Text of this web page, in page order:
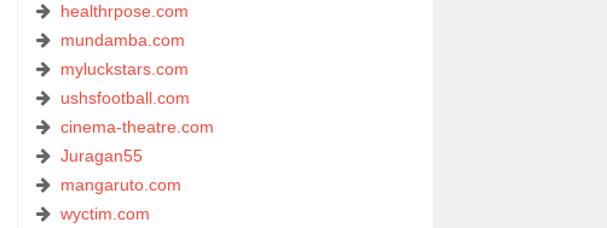
healthrpose.com
mundamba.com
myluckstars.com
ushsfootball.com
cinema-theatre.com
Juragan55
mangaruto.com
wyctim.com